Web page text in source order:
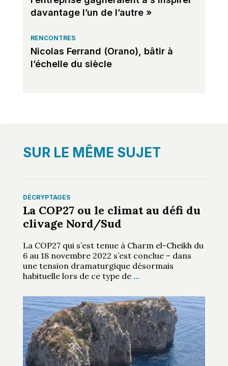
davantage l’un de l’autre »
RENCONTRES
Nicolas Ferrand (Orano), bâtir à
l’échelle du siècle
SUR LE MÊME SUJET
DÉCRYPTAGES
La COP27 ou le climat au défi du
clivage Nord/Sud
La COP27 qui s’est tenue à Charm el-Cheikh du
6 au 18 novembre 2022 s’est conclue – dans
une tension dramaturgique désormais
habituelle lors de ce type de …